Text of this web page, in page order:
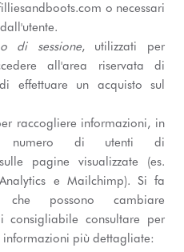
o necessari
di sessione, utilizzati per
all'area riservata di
effettuare un acquisto sul
raccogliere informazioni, in
numero di utenti di
pagine visualizzate (es.
e Mailchimp). Si fa
possono cambiare
consigliabile consultare per
più dettagliate: